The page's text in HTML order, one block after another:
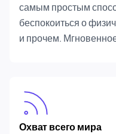
самым простым
беспокоиться о
и прочем.
Охват всего мира